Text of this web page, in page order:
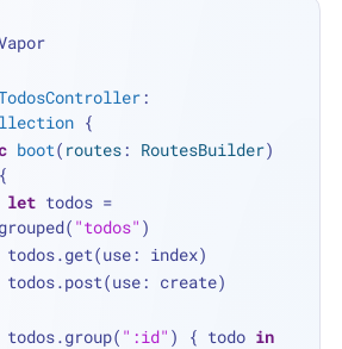
{
boot( routes: RoutesBuilder
{
let todos =
"todos" )
        todos.get(use: index)
        todos.post(use: create)
        todos.group(
":id" ) { todo in